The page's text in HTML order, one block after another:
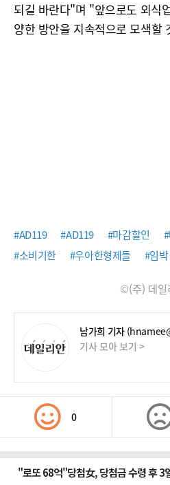
되길 바란다"며 "앞으로도 외식
양한 방안을 지속적으로 모색할
#AD119 #AD119 #마감할인
#소비기한
#우아한형제들 #임박
©(주) 데일
남가희 기자
기사 모아 보기 >
0